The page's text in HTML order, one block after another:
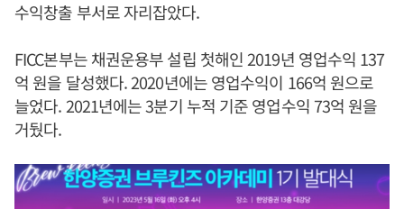
수익창출 부서로 자리잡았다.
FICC본부는 채권운용부 설립 첫해인 2019년 영업수익 137
억 원을 달성했다. 2020년에는 영업수익이 166억 원으로
늘었다. 2021년에는 3분기 누적 기준 영업수익 73억 원을
거뒀다.